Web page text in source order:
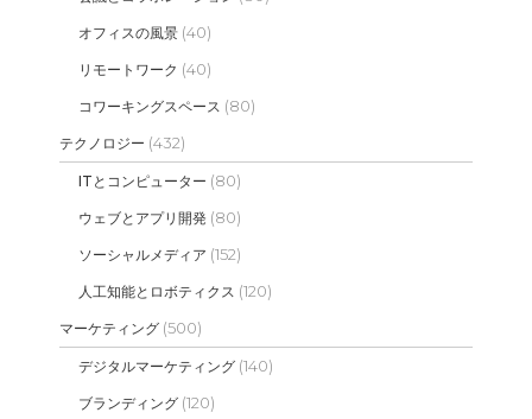
オフィスの風景 (40)
リモートワーク (40)
コワーキングスペース (80)
テクノロジー (432)
ITとコンピューター (80)
ウェブとアプリ開発 (80)
ソーシャルメディア (152)
人工知能とロボティクス (120)
マーケティング (500)
デジタルマーケティング (140)
ブランディング (120)